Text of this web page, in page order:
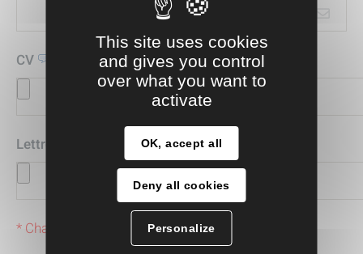
CV
Lettre de motivation *
* Champs obligatoires
This site uses cookies
and gives you control
over what you want to
activate
OK, accept all
Deny all cookies
Personalize